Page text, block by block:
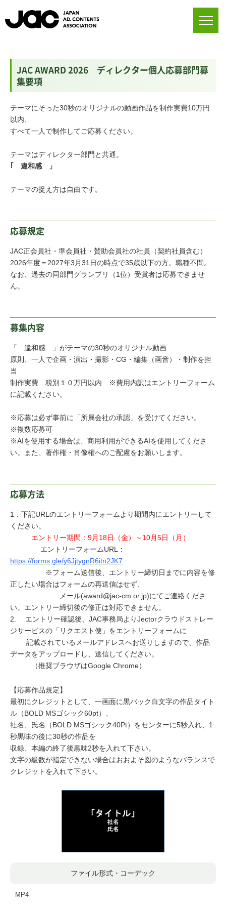
JAC AWARD 2026 ディレクター個人応募部門募
集要項
テーマにそった30秒のオリジナルの動画作品を制作実費10万円
以内、
すべて一人で制作してご応募ください。
テーマはディレクター部門と共通。
｢ 違和感 」
テーマの捉え方は自由です。
応募規定
JAC正会員社・準会員社・賛助会員社の社員（契約社員含む）
2026年度＝2027年3月31日の時点で35歳以下の方。職種不問。
なお、過去の同部門グランプリ（1位）受賞者は応募できませ
ん。
募集内容
「 違和感
」がテーマの30秒のオリジナル動画
原則、一人で企画・演出・撮影・CG・編集（画音）・制作を担
当
制作実費 税別１０万円以内 ※費用内訳はエントリーフォーム
に記載ください。
※応募は必ず事前に「所属会社の承認」を受けてください。
※複数応募可
※AIを使用する場合は、商用利用ができるAIを使用してくださ
い。また、著作権・肖像権へのご配慮をお願いします。
応募方法
1．下記URLのエントリーフォームより期間内にエントリーして
ください。
エントリー期間：9月18日（金）～10月5日（月）
エントリーフォームURL：
https://forms.gle/y6JjtygnR6itn2JK7
※フォーム送信後、エントリー締切日までに内容を修
正したい場合はフォームの再送信はせず、
メール(award@jac-cm.or.jp)にてご連絡くださ
い。エントリー締切後の修正は対応できません。
2. エントリー確認後、JAC事務局よりJectorクラウドストレー
ジサービスの「リクエスト便」をエントリーフォームに
記載されているメールアドレスへお送りしますので、作品
データをアップロードし、送信してください。
（推奨ブラウザはGoogle Chrome）
【応募作品規定】
最初にクレジットとして、一画面に黒バック白文字の作品タイト
ル（BOLD MSゴシック60pt）、
社名、氏名（BOLD MSゴシック40Pt）をセンターに5秒入れ、1
秒黒味の後に30秒の作品を
収録、本編の終了後黒味2秒を入れて下さい。
文字の級数が指定できない場合はおおよそ図のようなバランスで
クレジットを入れて下さい。
ファイル形式・コーデック
MP4